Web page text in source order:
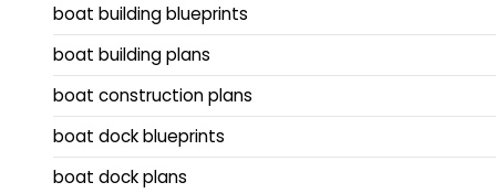
boat building blueprints
boat building plans
boat construction plans
boat dock blueprints
boat dock plans